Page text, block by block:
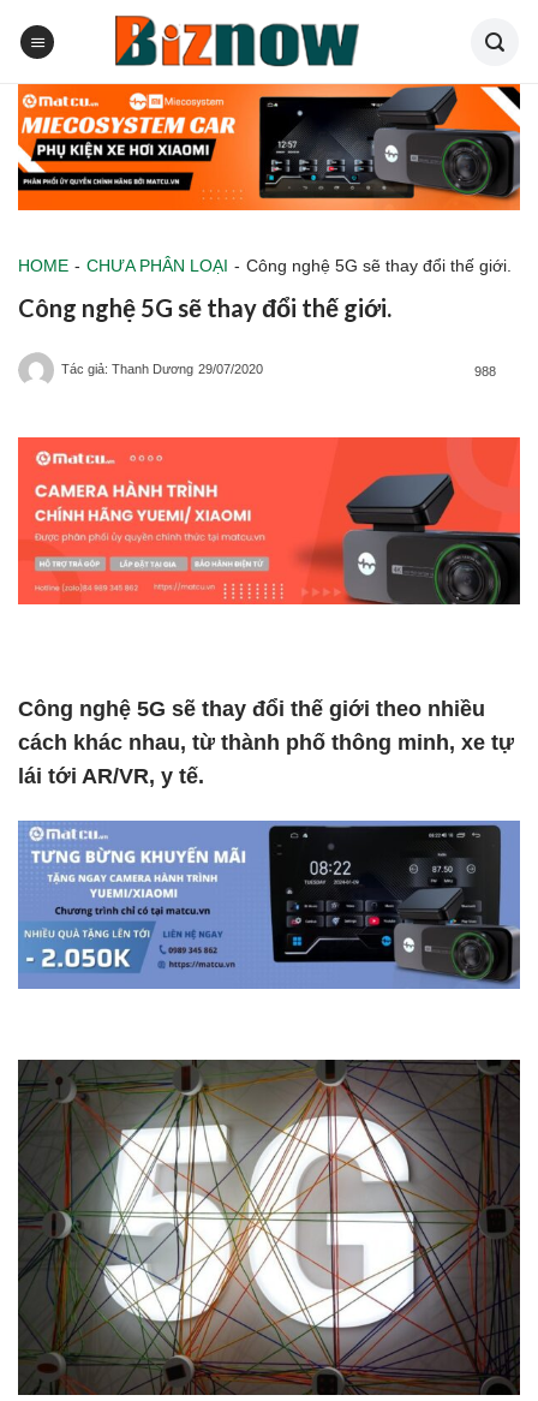
HOME - CHƯA PHÂN LOẠI - Công nghệ 5G sẽ thay đổi thế giới.
Công nghệ 5G sẽ thay đổi thế giới.
Tác giả: Thanh Dương 29/07/2020 988
Công nghệ 5G sẽ thay đổi thế giới theo nhiều
cách khác nhau, từ thành phố thông minh, xe tự
lái tới AR/VR, y tế.